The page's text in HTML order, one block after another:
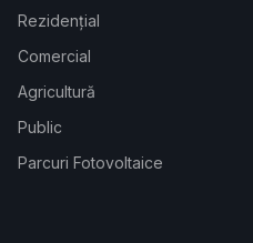
Rezidențial
Comercial
Agricultură
Public
Parcuri Fotovoltaice